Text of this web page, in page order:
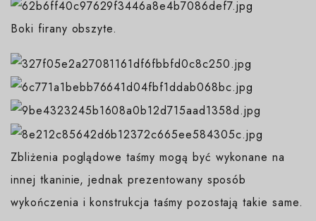
Boki firany obszyte.
Zbliżenia poglądowe taśmy mogą być wykonane na
innej tkaninie, jednak prezentowany sposób
wykończenia i konstrukcja taśmy pozostają takie same.